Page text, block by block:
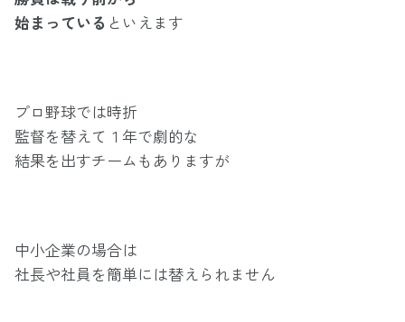
始まっている といえます
プロ野球では時折
監督を替えて１年で劇的な
結果を出すチームもありますが
中小企業の場合は
社長や社員を簡単には替えられません